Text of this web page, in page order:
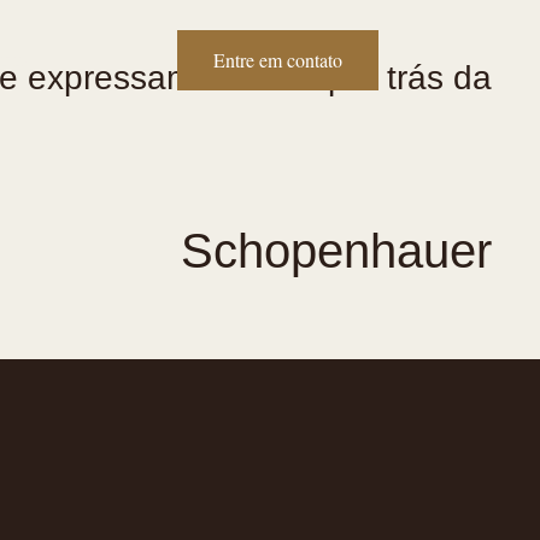
Entre em contato
expressam a razão por trás da
Schopenhauer